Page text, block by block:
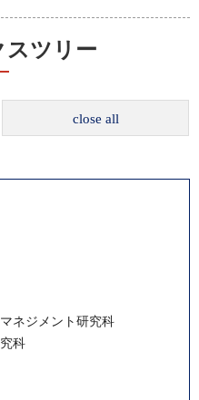
スツリー
close all
ネジメント研究科
科